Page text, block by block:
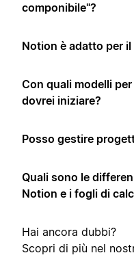
componibile"?
Notion è adatto per
Con quali modelli
dovrei iniziare?
Posso gestire
Quali sono le
Notion e i fogli di
Hai ancora dubbi?
Scopri di più nel